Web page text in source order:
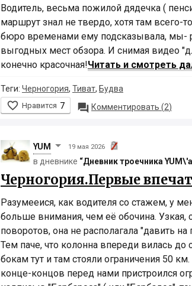
Водитель, весьма пожилой дядечка (
маршрут знал не твердо, хотя там всего-
бюро временами ему подсказывала, мы-
выгодных мест обзора. И снимая видео
конечно красочная!Читать и смотреть
Теги: Черногория, Тиват, Будва
 Нравится 7  Комментировать (2)
YUM 19 мая 2026
в дневнике “Дневник троечника
Черногория.Первые
Разумееися, как водителя со стажем, у
больше внимания, чем её обочина.
поворотов, она не располагала "давить
Тем паче, что колонна впереди вилась до
бокам тут и там стояли ограничения 50
конце-концов перед нами пристроился